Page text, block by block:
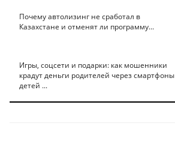
Почему автолизинг не сработал в
Казахстане и отменят ли программу...
Игры, соцсети и подарки: как мошенники
крадут деньги родителей через смартфоны
детей ...